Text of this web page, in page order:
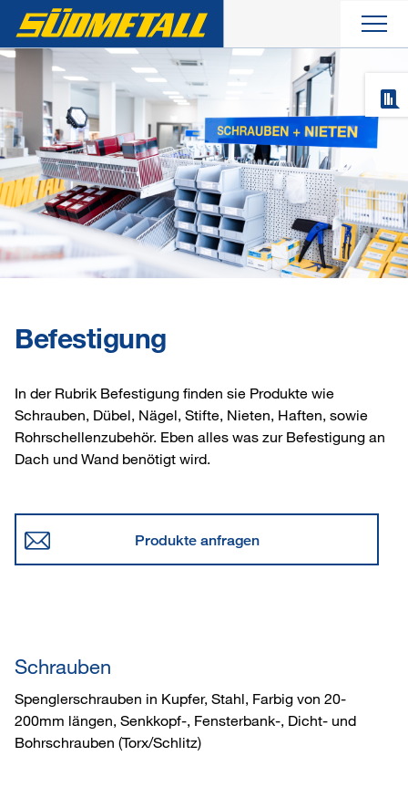
Aktuelles
Produkte
Unternehmen
Service
Befestigung
In der Rubrik Befestigung finden sie Produkte wie
Schrauben, Dübel, Nägel, Stifte, Nieten, Haften, sowie
Rohrschellenzubehör. Eben alles was zur Befestigung an
Dach und Wand benötigt wird.
Produkte anfragen
Schrauben
Spenglerschrauben in Kupfer, Stahl, Farbig von 20-
200mm längen, Senkkopf-, Fensterbank-, Dicht- und
Bohrschrauben (Torx/Schlitz)